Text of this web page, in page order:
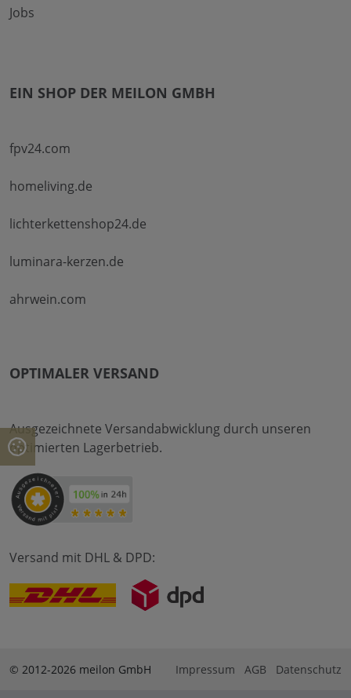
Jobs
EIN SHOP DER MEILON GMBH
fpv24.com
homeliving.de
lichterkettenshop24.de
luminara-kerzen.de
ahrwein.com
OPTIMALER VERSAND
Ausgezeichnete Versandabwicklung durch unseren
optimierten Lagerbetrieb.
Versand mit DHL & DPD:
© 2012-2026 meilon GmbH Impressum AGB Datenschutz